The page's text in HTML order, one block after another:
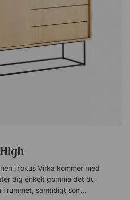
luftig design. Med tydlig
i fokus Virka kommer med
dig enkelt gömma det du
rummet, samtidigt som du sparar